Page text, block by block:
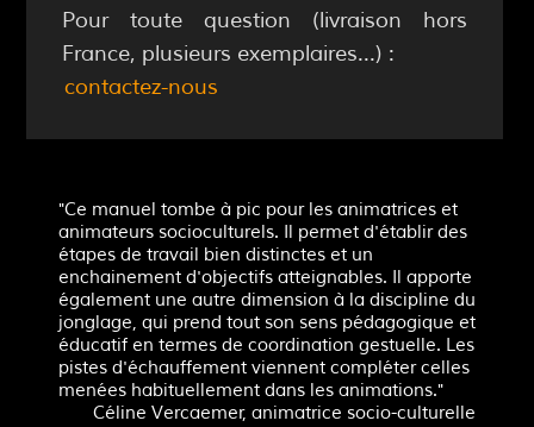
Pour toute question (livraison hors
France, plusieurs exemplaires...) :
contactez-nous
"Ce manuel tombe à pic pour les animatrices et
animateurs socioculturels. Il permet d'établir des
étapes de travail bien distinctes et un
enchainement d'objectifs atteignables. Il apporte
également une autre dimension à la discipline du
jonglage, qui prend tout son sens pédagogique et
éducatif en termes de coordination gestuelle. Les
pistes d'échauffement viennent compléter celles
menées habituellement dans les animations."
Céline Vercaemer, animatrice socio-culturelle